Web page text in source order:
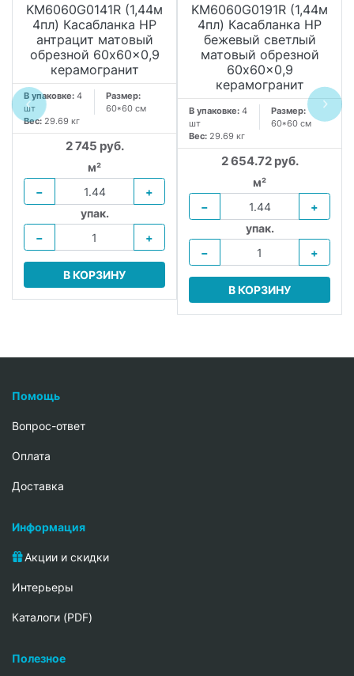
KM6060G0141R (1,44м
4пл) Касабланка HP
антрацит матовый
обрезной 60x60x0,9
керамогранит
В упаковке: 4
шт
Размер:
60*60 см
Вес: 29.69 кг
2 745 руб.
м²
−
+
упак.
−
+
В КОРЗИНУ
KM6060G0191R (1,44м
4пл) Касабланка HP
бежевый светлый
матовый обрезной
60x60x0,9
керамогранит
В упаковке: 4
шт
Размер:
60*60 см
Вес: 29.69 кг
2 654.72 руб.
м²
−
+
упак.
−
+
В КОРЗИНУ
Помощь
Вопрос-ответ
Oплата
Доставка
Информация
Акции и скидки
Интерьеры
Каталоги (PDF)
Полезное